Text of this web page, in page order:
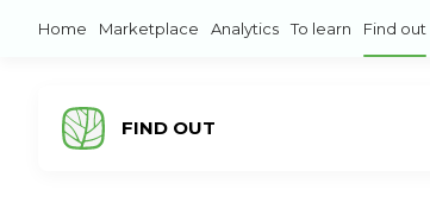
Home Marketplace Analytics To learn Find out
FIND OUT